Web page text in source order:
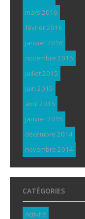
mars 2016
février 2016
janvier 2016
novembre 2015
juillet 2015
juin 2015
avril 2015
janvier 2015
décembre 2014
novembre 2014
CATÉGORIES
Activité